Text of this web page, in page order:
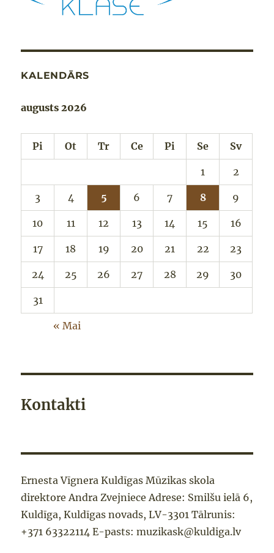
KALENDĀRS
augusts 2026
Pi Ot Tr Ce Pi Se Sv
1 2
3 4 5 6 7 8 9
10 11 12 13 14 15 16
17 18 19 20 21 22 23
24 25 26 27 28 29 30
31
« Mai
Kontakti
Ernesta Vīgnera Kuldīgas Mūzikas skola
direktore Andra Zvejniece Adrese: Smilšu ielā 6,
Kuldīga, Kuldīgas novads, LV-3301 Tālrunis:
+371 63322114 E-pasts: muzikask@kuldiga.lv